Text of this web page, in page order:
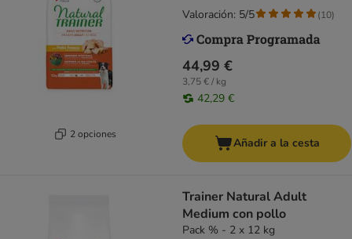
2 opciones
44,99 €
3,75 € / kg
42,29 €
Valoración: 5/5 (10)
Añadir a la cesta
Trainer Natural Adult
Medium con pollo
Pack % - 2 x 12 kg